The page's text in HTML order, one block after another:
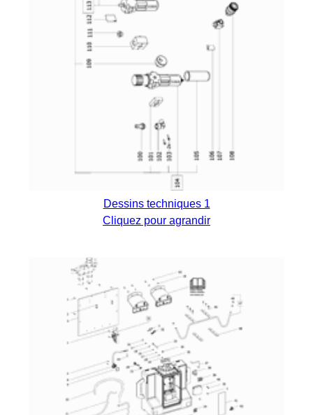
Dessins techniques 1
Cliquez pour agrandir